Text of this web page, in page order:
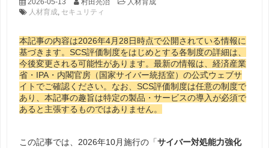
2026-05-13 村田亮治
人材育成
人材育成, セキュリティ
本記事の内容は2026年4月28日時点で公開されている情報に
基づきます。SCS評価制度をはじめとする各制度の詳細は、
今後変更される可能性があります。最新の情報は、経済産業
省・IPA・内閣官房（国家サイバー統括室）の公式ウェブサ
イトでご確認ください。なお、SCS評価制度は任意の制度で
あり、本記事の趣旨は特定の製品・サービスの導入が必須で
あると主張するものではありません。
この記事では、2026年10月施行の「サイバー対処能力強化